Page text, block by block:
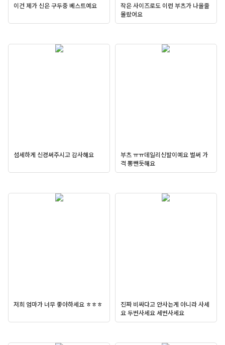
이건 제가 신은 구두중 베스트예요
작은 사이즈로도 이런 부츠가 나올줄
몰랐어요
섬세하게 신경써주시고 감사해요
부츠 ㅠㅠ데일리신발이예요 벌써 가
격 뽕뺀듯해요
저희 엄마가 너무 좋아하세요 ㅎㅎㅎ
진짜 비싸다고 안사는게 아니라 사세
요 두번사세요 세번사세요